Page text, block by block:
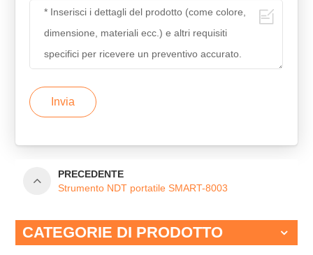
Invia
PRECEDENTE
Strumento NDT portatile SMART-8003
CATEGORIE DI PRODOTTO